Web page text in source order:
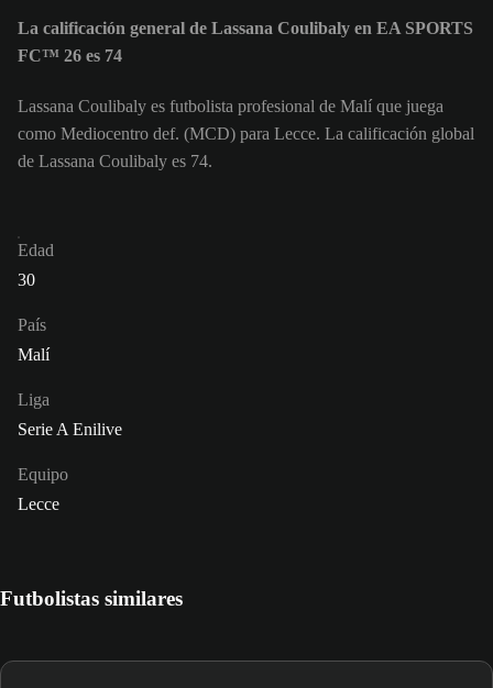
La calificación general de Lassana Coulibaly en EA SPORTS
FC™ 26 es 74
Lassana Coulibaly es futbolista profesional de Malí que juega
como Mediocentro def. (MCD) para Lecce. La calificación global
de Lassana Coulibaly es 74.
Edad
30
País
Malí
Liga
Serie A Enilive
Equipo
Lecce
Futbolistas similares